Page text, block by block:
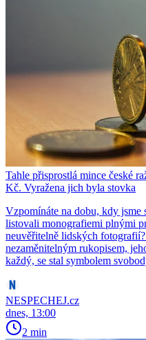
Tahle přisprostlá mince české
Kč. Vyražena jich byla stovka
Vzpomínáte na dobu, kdy jsme
listovali monografiemi plnými
neuvěřitelně lidských
nezaměnitelným rukopisem,
každý, se stal symbolem
NESPECHEJ.cz
dnes, 13:00
2 min